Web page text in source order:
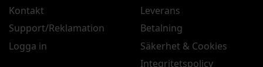
Kontakt
Support/Reklamation
Logga in
Leverans
Betalning
Säkerhet & Cookies
Integritetspolicy